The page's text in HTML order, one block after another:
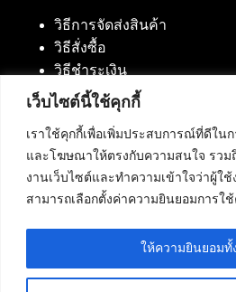
เว็บไซต์นี้ใช้คุกกี้
เราใช้คุกกี้เพื่อเพิ่มประสบการณ์ที่ดีใน
และโฆษณาให้ตรงกับความสนใจ รวมถึ
งานเว็บไซต์และทำความเข้าใจว่าผู้ใ
สามารถเลือกตั้งค่าความยินยอมการใ
ให้ความยินยอมทั้
วิธีการจัดส่งสินค้า
วิธีสั่งซื้อ
วิธีชำระเงิน
ติดต่อเรา
บริษัท เน็ทฟิวชั่น คอมมิวนิเคชั่น จ
นัมเบอร์วัน-ราม 2 แขวงดอกไม้, เข
กรุงเทพมหานคร 10250
โทรศัพท์ :084-553-4055,086-309-